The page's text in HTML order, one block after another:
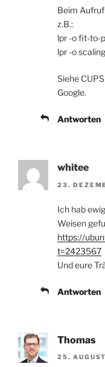
Beim
z.B.:
lpr -o fit-to-
lpr -o
Siehe
Google.
Antworten
whitee
23.
Ich hab
Weisen
https://
t=2423567
Und eure
Antworten
Thomas
25.